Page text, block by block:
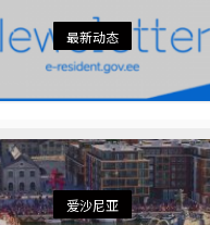
最新动态
爱沙尼亚